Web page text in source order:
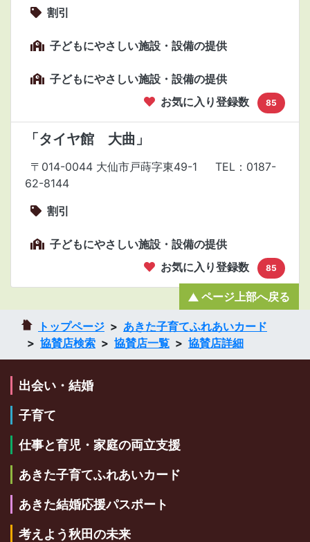
割引
子どもにやさしい施設・設備の提供
子どもにやさしい施設・設備の提供
お気に入り登録数
85
「タイヤ館 大曲」
〒014-0044 大仙市戸蒔字東49-1
TEL：0187-
62-8144
割引
子どもにやさしい施設・設備の提供
お気に入り登録数
85
トップページ
あきた子育てふれあいカード
協賛店検索
協賛店一覧 協賛店詳細
ページ上部へ戻る
出会い・結婚
子育て
仕事と育児・家庭の両立支援
あきた子育てふれあいカード
あきた結婚応援パスポート
考えよう秋田の未来